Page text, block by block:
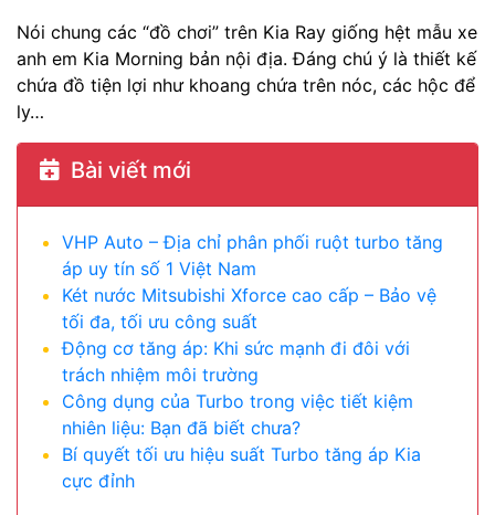
Nói chung các “đồ chơi” trên Kia Ray giống hệt mẫu xe
anh em Kia Morning bản nội địa. Đáng chú ý là thiết kế
chứa đồ tiện lợi như khoang chứa trên nóc, các hộc để
ly…
Bài viết mới
VHP Auto – Địa chỉ phân phối ruột turbo tăng
áp uy tín số 1 Việt Nam
Két nước Mitsubishi Xforce cao cấp – Bảo vệ
tối đa, tối ưu công suất
Động cơ tăng áp: Khi sức mạnh đi đôi với
trách nhiệm môi trường
Công dụng của Turbo trong việc tiết kiệm
nhiên liệu: Bạn đã biết chưa?
Bí quyết tối ưu hiệu suất Turbo tăng áp Kia
cực đỉnh